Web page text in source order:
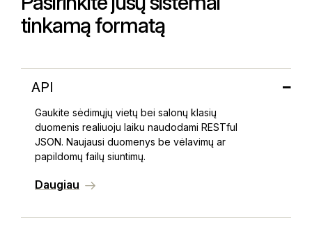
tinkamą formatą
API
Gaukite sėdimųjų vietų bei salonų klasių
duomenis realiuoju laiku naudodami RESTful
JSON. Naujausi duomenys be vėlavimų ar
papildomų failų siuntimų.
Daugiau